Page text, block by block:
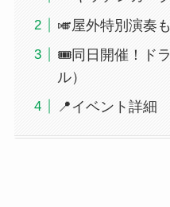
🎺屋外特別演奏
🎟同日開催！ド
ル）
📍イベント詳細